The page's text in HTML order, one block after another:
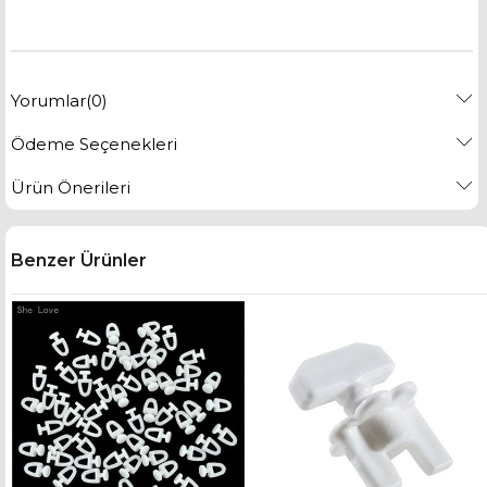
Yorumlar(0)
Ödeme Seçenekleri
Ürün Önerileri
Benzer Ürünler